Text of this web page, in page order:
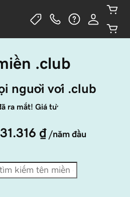
.club
người với .club
ra mắt! Giá từ
₫ /năm đầu